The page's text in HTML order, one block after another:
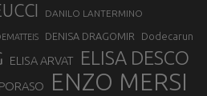
DANILO LANTERMINO
DENISA DRAGOMIR Dodecarun
ELISA ARVAT ELISA DESCO
ENZO MERSI